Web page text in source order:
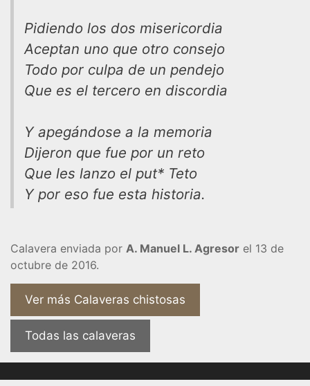
Pidiendo los dos misericordia
Aceptan uno que otro consejo
Todo por culpa de un pendejo
Que es el tercero en discordia
Y apegándose a la memoria
Dijeron que fue por un reto
Que les lanzo el put* Teto
Y por eso fue esta historia.
Calavera enviada por A. Manuel L. Agresor el 13 de
octubre de 2016.
Ver más Calaveras chistosas
Todas las calaveras